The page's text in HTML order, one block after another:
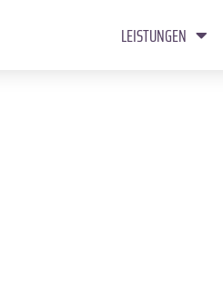
LEISTUNGEN